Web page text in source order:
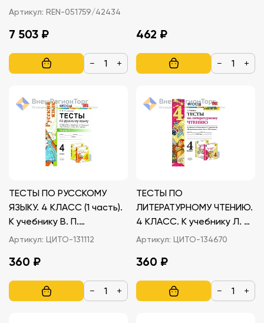
Артикул: REN-051759/42434
7 503 ₽
− +
462 ₽
− +
ТЕСТЫ ПО РУССКОМУ
ЯЗЫКУ. 4 КЛАСС (1 часть).
К учебнику В. П.
Канакиной, В. Г. Горецкого
Артикул: ЦИТО-131112
360 ₽
− +
ТЕСТЫ ПО
ЛИТЕРАТУРНОМУ ЧТЕНИЮ.
4 КЛАСС. К учебнику Л. Ф.
Климановой, В. Г.
Артикул: ЦИТО-134670
360 ₽
− +